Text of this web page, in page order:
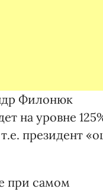
Филонюк
на уровне
т.е. президент
при самом